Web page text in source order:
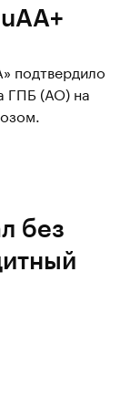
подтвердило
ГПБ (АО) на
без